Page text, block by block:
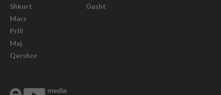
Shkurt
Mars
Prill
Maj
Qershor
Gusht